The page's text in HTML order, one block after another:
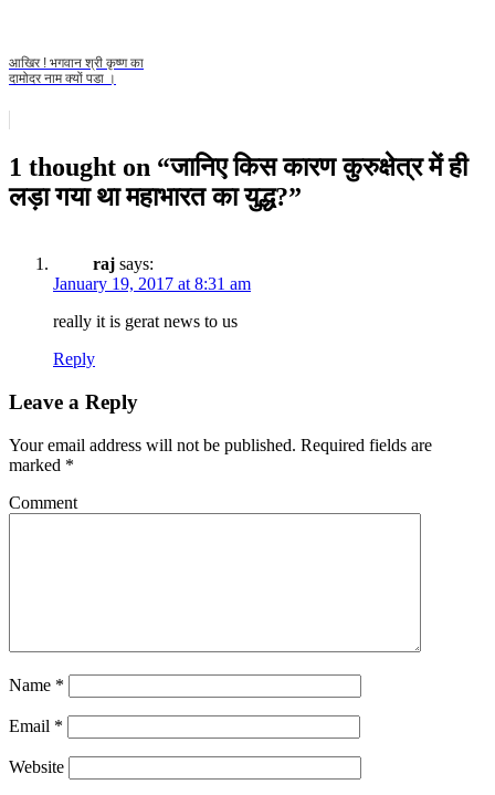
आखिर ! भगवान श्री कृष्ण का
दामोदर नाम क्यों पडा ।
1 thought on “जानिए किस कारण कुरुक्षेत्र में ही
लड़ा गया था महाभारत का युद्ध?”
raj says:
January 19, 2017 at 8:31 am
really it is gerat news to us
Reply
Leave a Reply
Your email address will not be published. Required fields are
marked *
Comment
Name *
Email *
Website